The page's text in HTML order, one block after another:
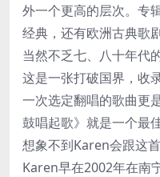
外一个更高的层次。专
经典，还有欧洲古典歌
当然不乏七、八十年代
这是一张打破国界，收
一次选定翻唱的歌曲更
鼓唱起歌》就是一个最
想象不到Karen会跟这
Karen早在2002年在南